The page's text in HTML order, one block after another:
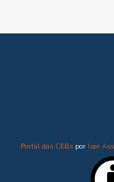
Portal das CEBspor Iser